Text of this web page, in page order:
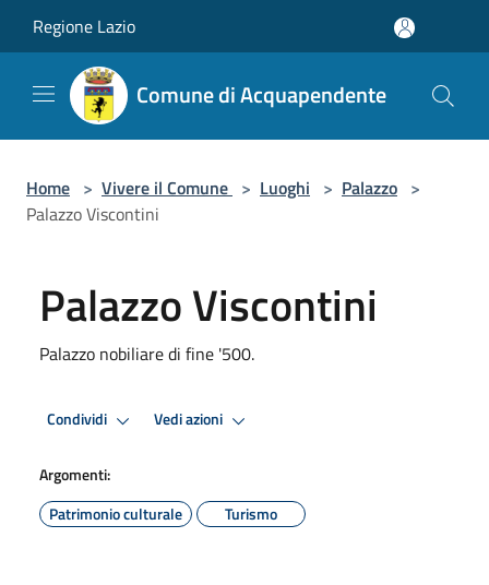
Regione Lazio
Comune di Acquapendente
Home > Vivere il Comune > Luoghi > Palazzo >
Palazzo Viscontini
Palazzo Viscontini
Palazzo nobiliare di fine '500.
Condividi Vedi azioni
Argomenti:
Patrimonio culturale
Turismo